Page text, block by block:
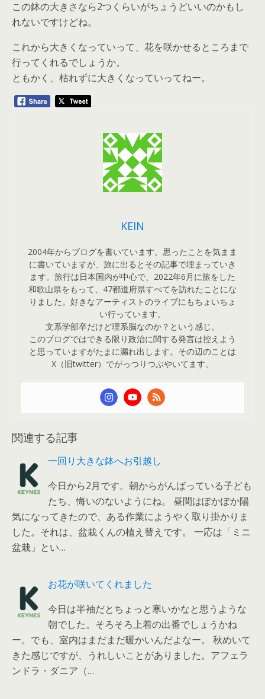
この鉢の大きさなら2つくらいがちょうどいいのかもし
れないですけどね。
これから大きくなっていって、花を咲かせるところまで
行ってくれるでしょうか。
ともかく、枯れずに大きくなっていってねー。
KEIN
2004年からブログを書いています。思ったことを気まま
に書いていますが、旅に出るとその記事で埋まっていき
ます。旅行は日本国内が中心で、2022年6月に旅をした
和歌山県をもって、47都道府県すべてを訪れたことにな
りました。好きなアーティストのライブにもちょいちょ
い行っています。
文系学部卒だけど理系脳なのか？という感じ。
このブログではできる限り政治に関する発言は控えよう
と思っていますがたまに漏れ出します。その辺のことは
X（旧twitter）でがっつりつぶやいてます。
関連する記事
一回り大きな鉢へお引越し
今日から2月です。朝からがんばっている子ども
たち、悔いのないようにね。 昼間はぽかぽか陽
気になってきたので、ある作業にようやく取り掛かりま
した。それは、盆栽くんの植え替えです。 一応は「ミニ
盆栽」とい…
お花が咲いてくれました
今日は半袖だとちょっと寒いかなと思うような
朝でした。そろそろ上着の出番でしょうかね
ー。でも、室内はまだまだ暖かいんだよなー。 秋めいて
きた感じですが、うれしいことがありました。アフェラ
ンドラ・ダニア（…